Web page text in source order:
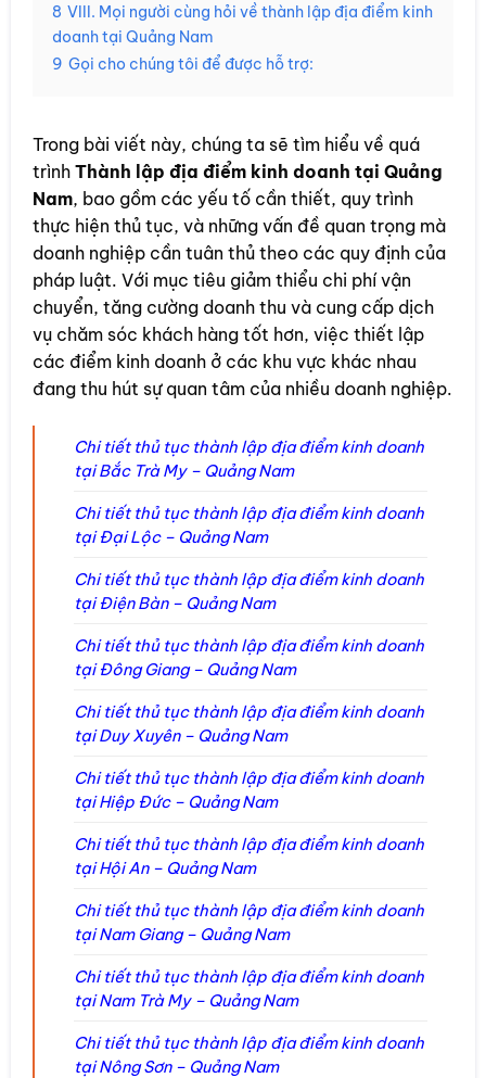
8 VIII. Mọi người cùng hỏi về thành lập địa điểm kinh
doanh tại Quảng Nam
9 Gọi cho chúng tôi để được hỗ trợ:
Trong bài viết này, chúng ta sẽ tìm hiểu về quá
trình Thành lập địa điểm kinh doanh tại Quảng
Nam, bao gồm các yếu tố cần thiết, quy trình
thực hiện thủ tục, và những vấn đề quan trọng mà
doanh nghiệp cần tuân thủ theo các quy định của
pháp luật. Với mục tiêu giảm thiểu chi phí vận
chuyển, tăng cường doanh thu và cung cấp dịch
vụ chăm sóc khách hàng tốt hơn, việc thiết lập
các điểm kinh doanh ở các khu vực khác nhau
đang thu hút sự quan tâm của nhiều doanh nghiệp.
Chi tiết thủ tục thành lập địa điểm kinh doanh
tại Bắc Trà My – Quảng Nam
Chi tiết thủ tục thành lập địa điểm kinh doanh
tại Đại Lộc – Quảng Nam
Chi tiết thủ tục thành lập địa điểm kinh doanh
tại Điện Bàn – Quảng Nam
Chi tiết thủ tục thành lập địa điểm kinh doanh
tại Đông Giang – Quảng Nam
Chi tiết thủ tục thành lập địa điểm kinh doanh
tại Duy Xuyên – Quảng Nam
Chi tiết thủ tục thành lập địa điểm kinh doanh
tại Hiệp Đức – Quảng Nam
Chi tiết thủ tục thành lập địa điểm kinh doanh
tại Hội An – Quảng Nam
Chi tiết thủ tục thành lập địa điểm kinh doanh
tại Nam Giang – Quảng Nam
Chi tiết thủ tục thành lập địa điểm kinh doanh
tại Nam Trà My – Quảng Nam
Chi tiết thủ tục thành lập địa điểm kinh doanh
tại Nông Sơn – Quảng Nam